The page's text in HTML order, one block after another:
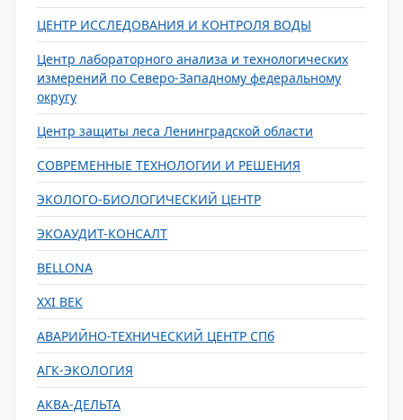
ЦЕНТР ИССЛЕДОВАНИЯ И КОНТРОЛЯ ВОДЫ
Центр лабораторного анализа и технологических
измерений по Северо-Западному федеральному
округу
Центр защиты леса Ленинградской области
СОВРЕМЕННЫЕ ТЕХНОЛОГИИ И РЕШЕНИЯ
ЭКОЛОГО-БИОЛОГИЧЕСКИЙ ЦЕНТР
ЭКОАУДИТ-КОНСАЛТ
BELLONA
XXI ВЕК
АВАРИЙНО-ТЕХНИЧЕСКИЙ ЦЕНТР СПб
АГК-ЭКОЛОГИЯ
АКВА-ДЕЛЬТА